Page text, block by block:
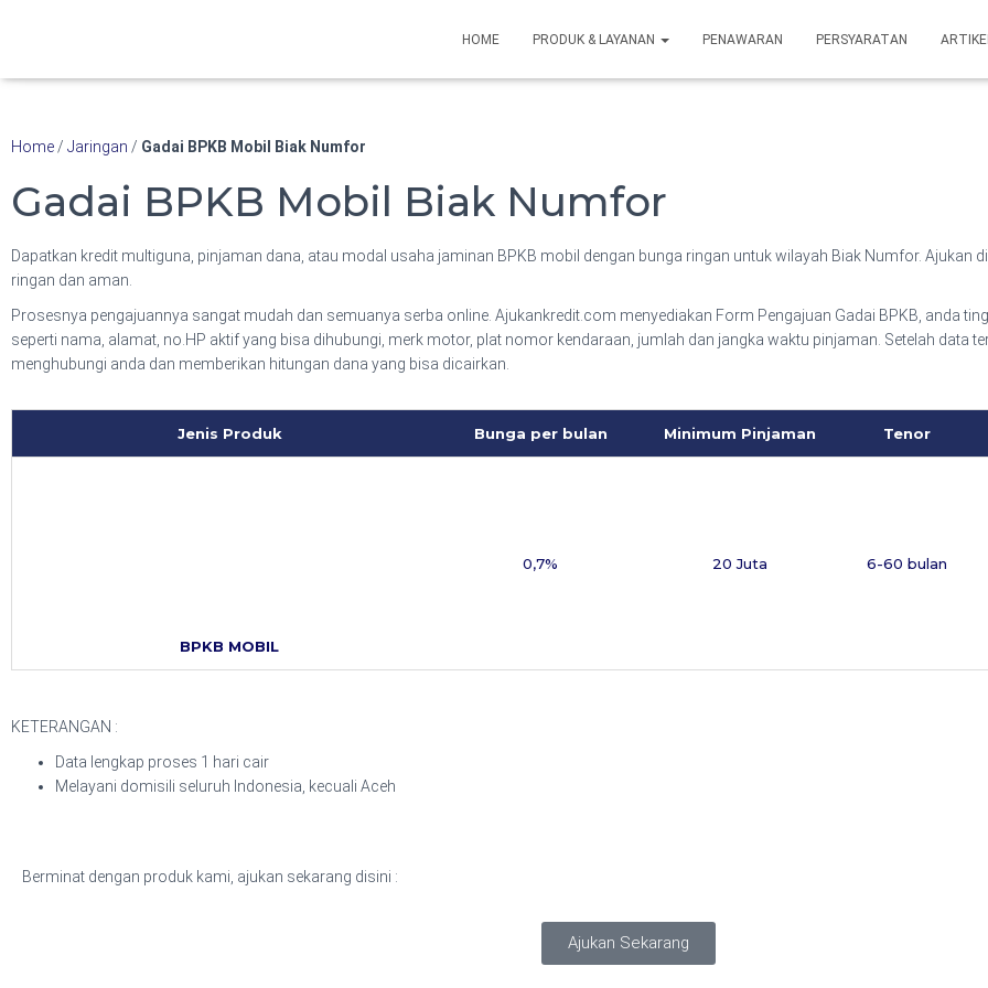
HOME PRODUK & LAYANAN PENAWARAN PERSYARATAN
Home / Jaringan / Gadai BPKB Mobil Biak Numfor
Gadai BPKB Mobil Biak Numfor
Dapatkan kredit multiguna, pinjaman dana, atau modal usaha jaminan BPKB mobil dengan bunga ringan untuk wilayah Biak Numfor. Ajukan
ringan dan aman.
Prosesnya pengajuannya sangat mudah dan semuanya serba online. Ajukankredit.com menyediakan Form Pengajuan Gadai BPKB, anda
seperti nama, alamat, no.HP aktif yang bisa dihubungi, merk motor, plat nomor kendaraan, jumlah dan jangka waktu pinjaman. Setelah data
menghubungi anda dan memberikan hitungan dana yang bisa dicairkan.
Jenis Produk Bunga per bulan Minimum Pinjaman Tenor
BPKB MOBIL
0,7% 20 Juta 6-60 bulan
KETERANGAN :
Data lengkap proses 1 hari cair
Melayani domisili seluruh Indonesia, kecuali Aceh
Berminat dengan produk kami, ajukan sekarang disini :
Ajukan Sekarang